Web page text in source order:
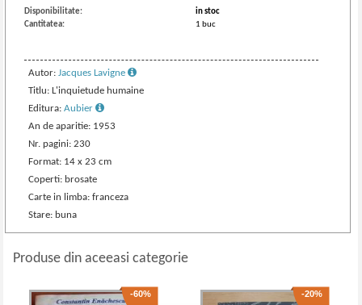
Disponibilitate:
in stoc
Cantitatea:
1 buc
Autor:Jacques Lavigne
Titlu: L'inquietude humaine
Editura:Aubier
An de aparitie: 1953
Nr. pagini: 230
Format: 14 x 23 cm
Coperti: brosate
Carte in limba: franceza
Stare: buna
Produse din aceeasi categorie
-60% -20%